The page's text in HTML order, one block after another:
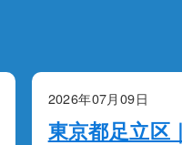
2026年07月09日
東京都足立区